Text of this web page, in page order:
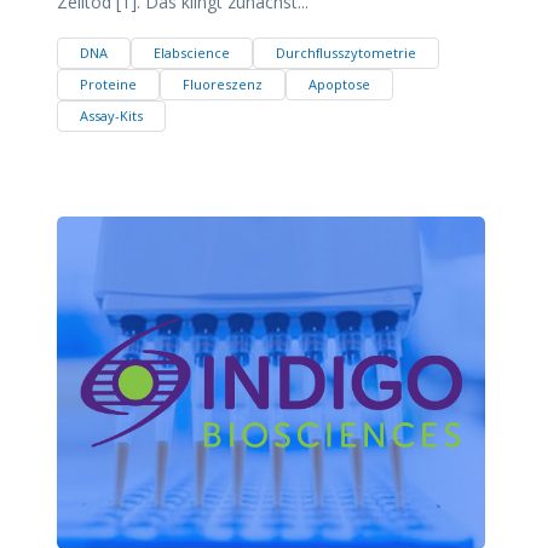
DNA Elabscience
Durchflusszytometrie
Proteine
Fluoreszenz
Apoptose
Assay-Kits